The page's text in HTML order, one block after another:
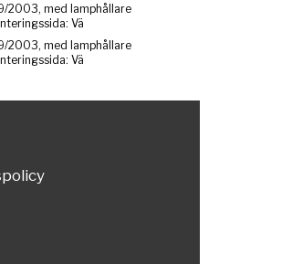
2003, med lamphållare
Vä
2003, med lamphållare
Vä